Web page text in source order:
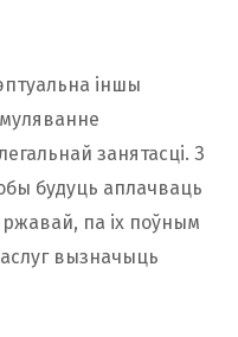
іншы
занятасці. З
будуць аплачваць
па іх поўным
вызначыць